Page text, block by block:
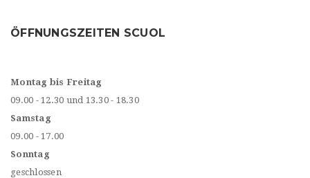
ÖFFNUNGSZEITEN SCUOL
Montag bis Freitag
09.00 - 12.30 und 13.30 - 18.30
Samstag
09.00 - 17.00
Sonntag
geschlossen